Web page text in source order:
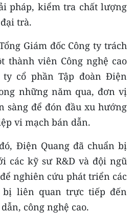
pháp, kiểm tra chất lượng
trà.
Giám đốc Công ty trách
thành viên Công nghệ cao
ty cổ phần Tập đoàn Điện
những năm qua, đơn vị
sàng để đón đầu xu hướng
vi mạch bán dẫn.
Điện Quang đã chuẩn bị
các kỹ sư R&D và đội ngũ
nghiên cứu phát triển các
bị liên quan trực tiếp đến
công nghệ cao.